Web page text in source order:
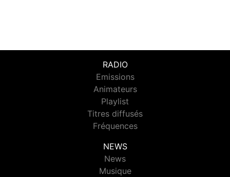
RADIO
Emissions
Animateurs
Playlist
Titres diffusés
Fréquences
NEWS
News
Musique